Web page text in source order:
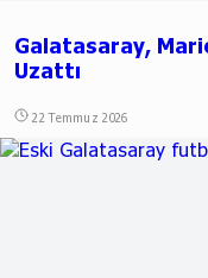
Galatasaray,
Uzattı
22 Temmuz 2026